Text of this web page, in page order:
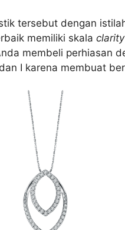
tersebut dengan
memiliki skala clarity
membeli perhiasan
I karena membuat